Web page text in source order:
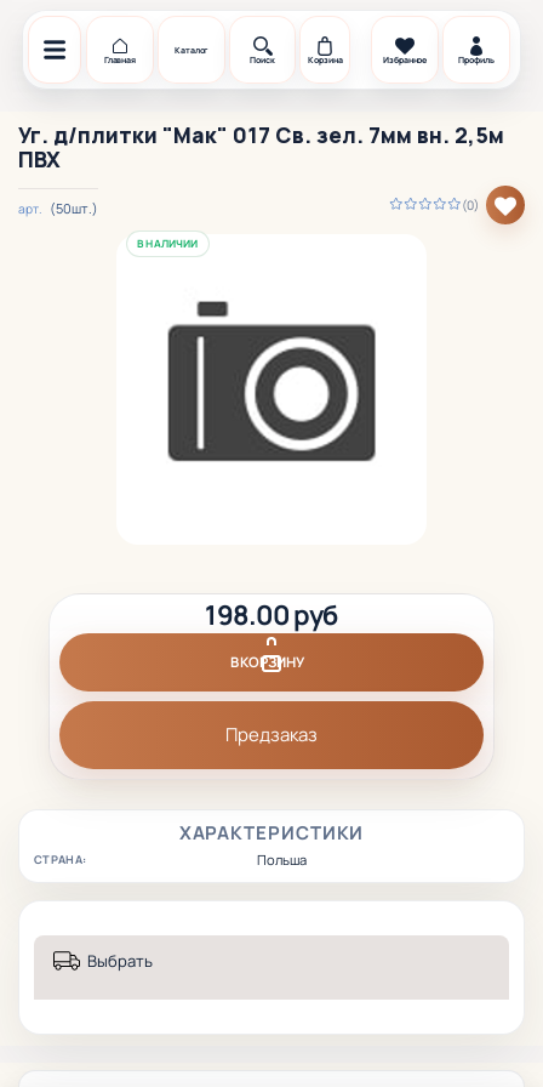
Главная
Каталог
Поиск
Корзина Избранное Профиль
Уг. д/плитки "Мак" 017 Св. зел. 7мм вн. 2,5м
ПВХ
(0)
арт. (50шт.)
В НАЛИЧИИ
ХАРАКТЕРИСТИКИ
СТРАНА: Польша
198.00 руб
В КОРЗИНУ
Предзаказ
Выбрать